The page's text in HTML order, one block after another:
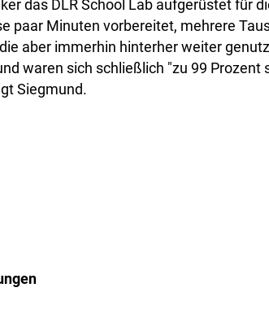
das DLR School Lab aufgerüstet für
paar Minuten vorbereitet, mehrere
aber immerhin hinterher weiter
waren sich schließlich "zu 99 Prozent
Siegmund.